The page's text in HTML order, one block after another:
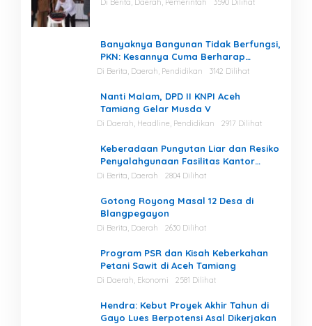
Banyaknya Bangunan Tidak Berfungsi,
PKN: Kesannya Cuma Berharap
Kegiatan
Di Berita, Daerah, Pendidikan 3142 Dilihat
Nanti Malam, DPD II KNPI Aceh
Tamiang Gelar Musda V
Di Daerah, Headline, Pendidikan 2917 Dilihat
Keberadaan Pungutan Liar dan Resiko
Penyalahgunaan Fasilitas Kantor
Masih Tinggi di Gayo Lues.
Di Berita, Daerah 2804 Dilihat
Gotong Royong Masal 12 Desa di
Blangpegayon
Di Berita, Daerah 2630 Dilihat
Program PSR dan Kisah Keberkahan
Petani Sawit di Aceh Tamiang
Di Daerah, Ekonomi 2581 Dilihat
Hendra: Kebut Proyek Akhir Tahun di
Gayo Lues Berpotensi Asal Dikerjakan